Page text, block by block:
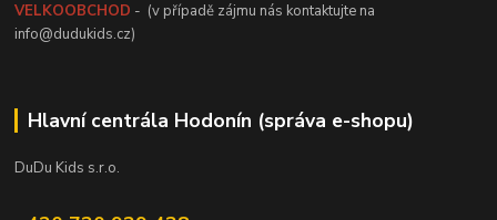
VELKOOBCHOD - (v případě zájmu nás kontaktujte na
info@dudukids.cz)
Hlavní centrála Hodonín (správa e-shopu)
DuDu Kids s.r.o.